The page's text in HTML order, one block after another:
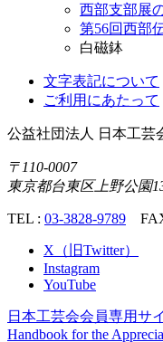
西部支部展
第56回西部
白磁鉢
文字表記について
ご利用にあたって
公益社団法人 日本工芸
〒110-0007
東京都台東区上野公園
TEL : 03-3828-9789
X（旧Twitter）
Instagram
YouTube
日本工芸会会員専用サ
Handbook for the